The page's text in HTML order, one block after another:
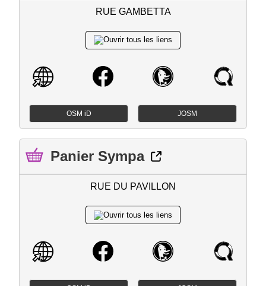
RUE GAMBETTA
OSM iD JOSM
Panier Sympa
RUE DU PAVILLON